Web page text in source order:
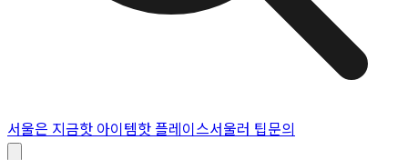
서울은 지금핫 아이템핫 플레이스서울러 팁문의